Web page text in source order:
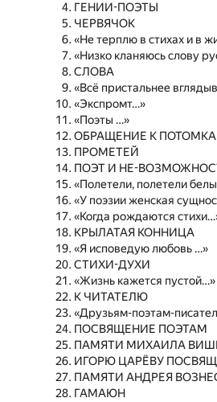
ГЕНИИ-ПОЭТЫ
ЧЕРВЯЧОК
«Не терплю в стихах и в
«Низко кланяюсь слову
СЛОВА
«Всё пристальнее
«Экспромт…»
«Поэты …»
ОБРАЩЕНИЕ К
ПРОМЕТЕЙ
ПОЭТ И НЕ-
«Полетели, полетели
«У поэзии женская
«Когда рождаются
КРЫЛАТАЯ КОННИЦА
«Я исповедую любовь …»
СТИХИ-ДУХИ
«Жизнь кажется пустой…»
К ЧИТАТЕЛЮ
«Друзьям-поэтам-
ПОСВЯЩЕНИЕ ПОЭТАМ
ПАМЯТИ МИХАИЛА
ИГОРЮ ЦАРЁВУ
ПАМЯТИ АНДРЕЯ
ГАМАЮН